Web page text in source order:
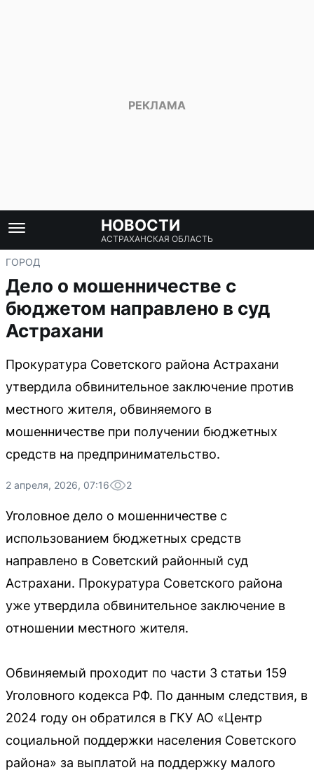
НОВОСТИ
АСТРАХАНСКАЯ ОБЛАСТЬ
ГОРОД
Дело о мошенничестве с
бюджетом направлено в суд
Астрахани
Прокуратура Советского района Астрахани
утвердила обвинительное заключение против
местного жителя, обвиняемого в
мошенничестве при получении бюджетных
средств на предпринимательство.
2 апреля, 2026, 07:16 2
Уголовное дело о мошенничестве с
использованием бюджетных средств
направлено в Советский районный суд
Астрахани. Прокуратура Советского района
уже утвердила обвинительное заключение в
отношении местного жителя.
Обвиняемый проходит по части 3 статьи 159
Уголовного кодекса РФ. По данным следствия, в
2024 году он обратился в ГКУ АО «Центр
социальной поддержки населения Советского
района» за выплатой на поддержку малого